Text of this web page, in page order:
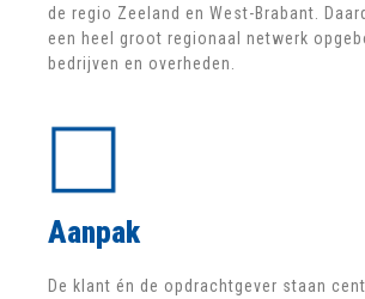
de regio Zeeland en West-Brabant.
een heel groot regionaal netwerk
bedrijven en overheden.
Aanpak
De klant én de opdrachtgever staan